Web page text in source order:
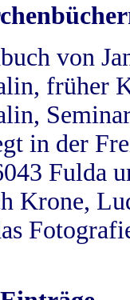
von
früher
in der
Fulda
Krone,